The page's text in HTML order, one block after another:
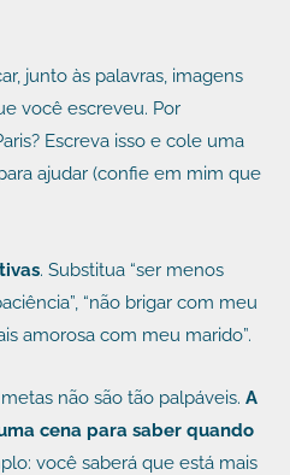
junto às palavras, imagens
você escreveu. Por
Escreva isso e cole uma
ajudar (confie em mim que
. Substitua “ser menos
“não brigar com meu
amorosa com meu marido”.
não são tão palpáveis. A
cena para saber quando
você saberá que está mais